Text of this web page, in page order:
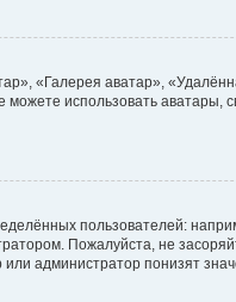
«Галерея аватар»,
использовать аватары,
пользователей:
Пожалуйста, не
администратор понизят